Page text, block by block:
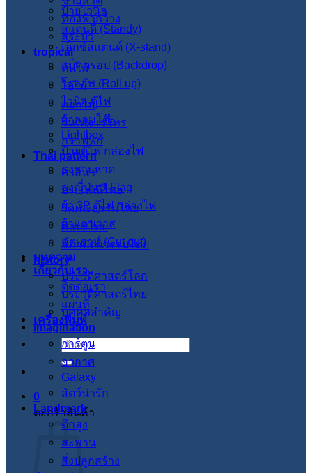
ป้ายไวนิล
สแตนดี้ (Standy)
เอ็กซ์สแตนด์ (X-stand)
แบ็คดรอป (Backdrop)
โรลอัพ (Roll up)
ไวนิล ตู้ไฟ
ผ้าคลุมโต๊ะ
Lightbox
ป้ายตู้ไฟ กล่องไฟ
ธงชายหาด
ธงญี่ปุ่น J-Flag
ผ้า 3P ตู้ไฟ กล่องไฟ
ผ้าแคนวาส
คัตเอาท์ (Cut out)
บทความ
เกี่ยวกับเรา
ติดต่อเรา
แผนที่
เครื่องพิมพ์
ค้นหา:
0
ตะกร้าสินค้า
ท้องฟ้ากว้าง
สระบัว
tropical
ต้นไม้
ใบไม้
ดอกไม้
วินเทจ เรโทร
กราฟฟิก
Thai pattern
ศาสนา
ประเพณีไทย
วัฒนะธรรมไทย
ศิลปะไทย
สภาปัตย์กรรมไทย
history
ประวัติศาสตร์โลก
ประวัติศาสตร์ไทย
บุคคลสำคัญ
imagination
การ์ตูน
อวกาศ
Galaxy
สัตว์น่ารัก
Landmark
ตึกสูง
สะพาน
สิ่งปลูกสร้าง